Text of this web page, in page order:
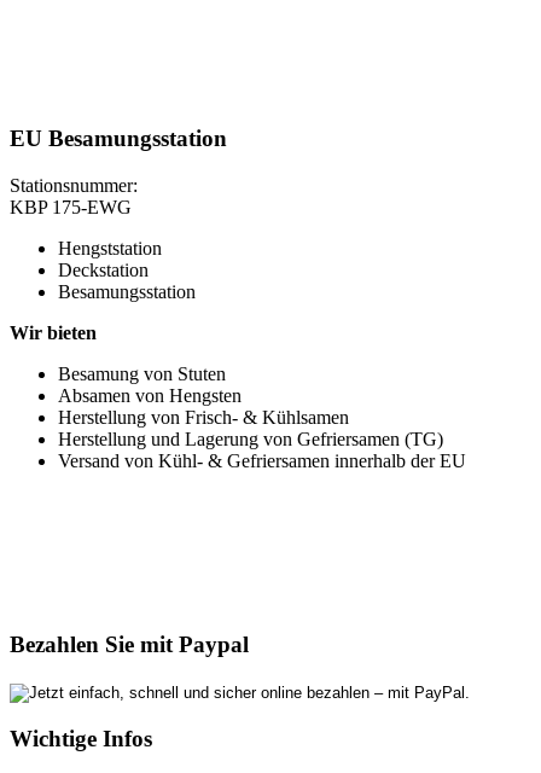
EU Besamungsstation
Stationsnummer:
KBP 175-EWG
Hengststation
Deckstation
Besamungsstation
Wir bieten
Besamung von Stuten
Absamen von Hengsten
Herstellung von Frisch- & Kühlsamen
Herstellung und Lagerung von Gefriersamen (TG)
Versand von Kühl- & Gefriersamen innerhalb der EU
Bezahlen Sie mit Paypal
Wichtige Infos